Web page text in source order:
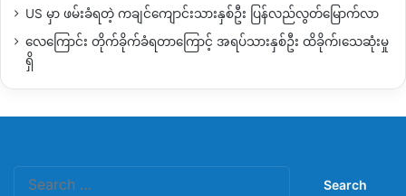
US မှာ ဖမ်းခံရတဲ့ ကချင်ကျောင်းသားနှစ်ဦး ပြန်လည်လွတ်မြောက်လာ
လေကြောင်း တိုက်ခိုက်ခံရတာကြောင့် အရပ်သားနှစ်ဦး ထိခိုက်၊သေဆုံးမှု
ရှိ